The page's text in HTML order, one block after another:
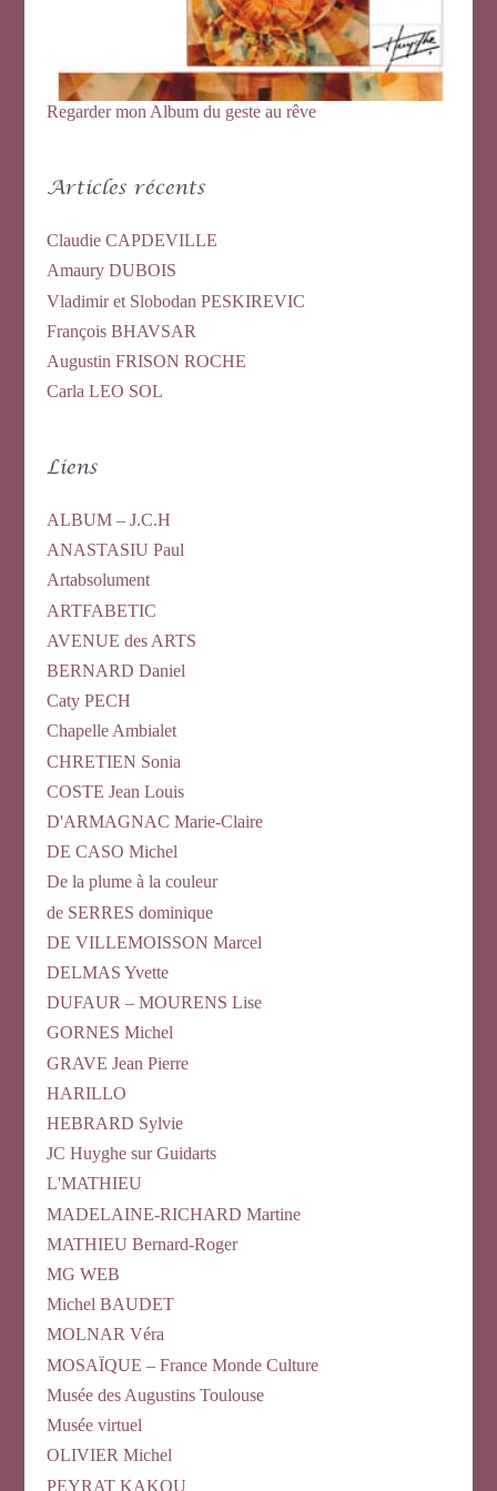
Regarder mon Album du geste au rêve
Articles récents
Claudie CAPDEVILLE
Amaury DUBOIS
Vladimir et Slobodan PESKIREVIC
François BHAVSAR
Augustin FRISON ROCHE
Carla LEO SOL
Liens
ALBUM – J.C.H
ANASTASIU Paul
Artabsolument
ARTFABETIC
AVENUE des ARTS
BERNARD Daniel
Caty PECH
Chapelle Ambialet
CHRETIEN Sonia
COSTE Jean Louis
D'ARMAGNAC Marie-Claire
DE CASO Michel
De la plume à la couleur
de SERRES dominique
DE VILLEMOISSON Marcel
DELMAS Yvette
DUFAUR – MOURENS Lise
GORNES Michel
GRAVE Jean Pierre
HARILLO
HEBRARD Sylvie
JC Huyghe sur Guidarts
L'MATHIEU
MADELAINE-RICHARD Martine
MATHIEU Bernard-Roger
MG WEB
Michel BAUDET
MOLNAR Véra
MOSAÏQUE – France Monde Culture
Musée des Augustins Toulouse
Musée virtuel
OLIVIER Michel
PEYRAT KAKOU